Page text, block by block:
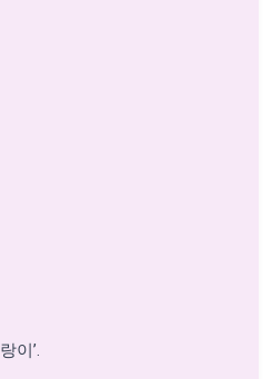
이’.